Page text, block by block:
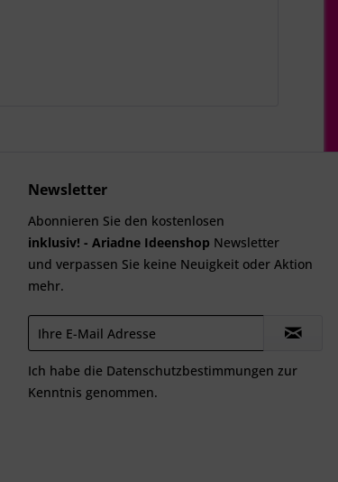
Newsletter
Abonnieren Sie den kostenlosen
inklusiv! - Ariadne Ideenshop Newsletter
und verpassen Sie keine Neuigkeit oder Aktion
mehr.
Ich habe die Datenschutzbestimmungen zur
Kenntnis genommen.